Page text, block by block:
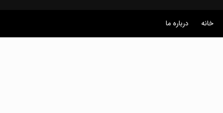
خانه درباره ما